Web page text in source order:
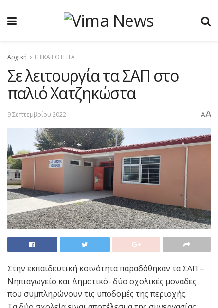
Αρχική ΕΠΙΚΑΙΡΟΤΗΤΑ
Σε λειτουργία τα ΣΑΠ στο
παλιό Χατζηκώστα
9 Σεπτεμβρίου 2022 AA
Στην εκπαιδευτική κοινότητα παραδόθηκαν τα ΣΑΠ –
Νηπιαγωγείο και Δημοτικό- δύο σχολικές μονάδες
που συμπληρώνουν τις υποδομές της περιοχής.